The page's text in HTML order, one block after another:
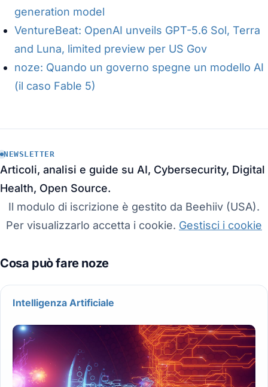
Intelligenza Artificiale
generation model
VentureBeat: OpenAI unveils GPT-5.6 Sol, Terra
and Luna, limited preview per US Gov
noze: Quando un governo spegne un modello AI
(il caso Fable 5)
NEWSLETTER
Articoli, analisi e guide su AI, Cybersecurity, Digital
Health, Open Source.
Il modulo di iscrizione è gestito da Beehiiv (USA).
Per visualizzarlo accetta i cookie. Gestisci i cookie